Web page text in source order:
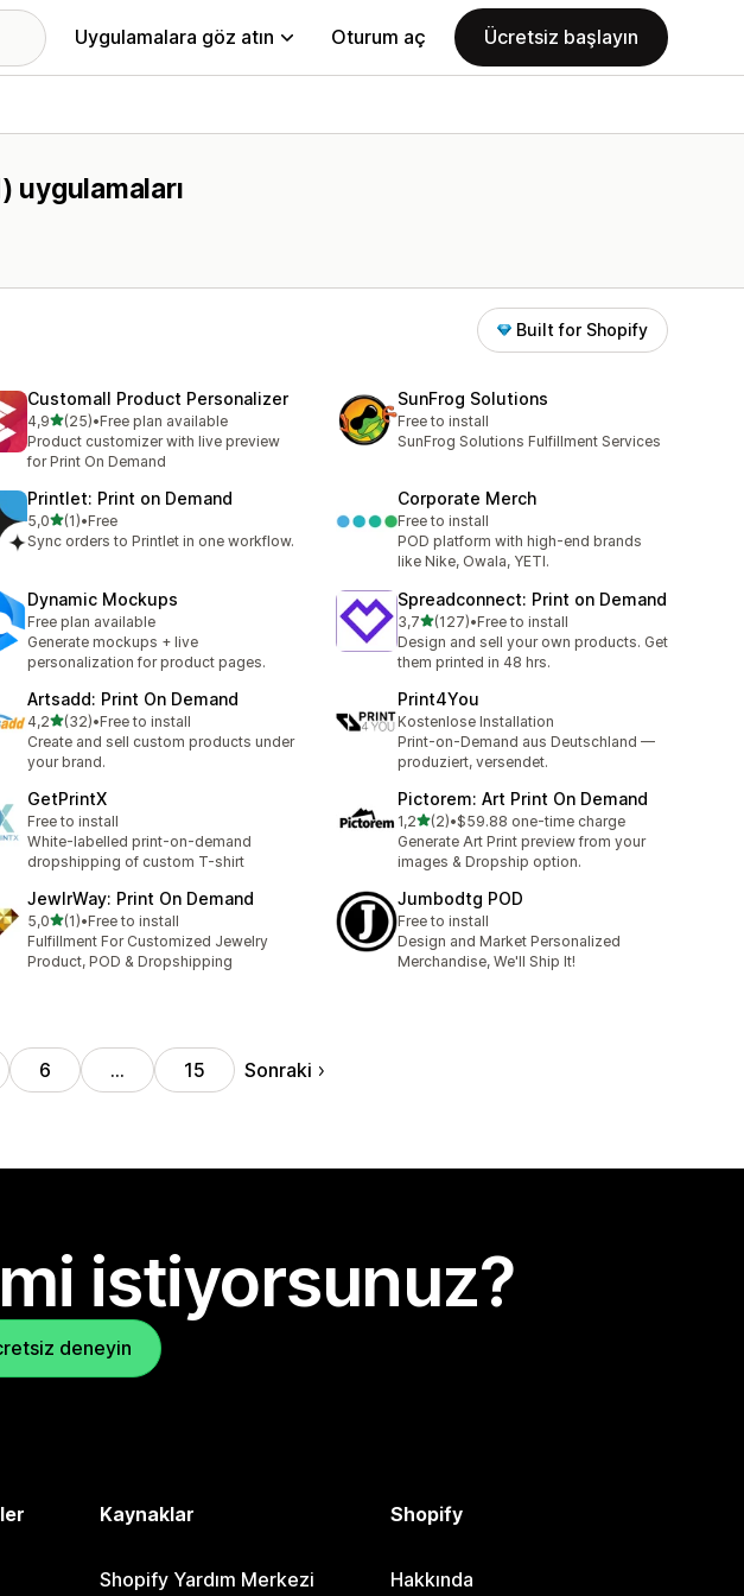
Uygulamalara göz atın Oturum aç Ücretsiz başlayın
uygulamaları
Built for Shopify
Customall Product Personalizer
4,95 yıldız üzerinden
(25)
toplam 25 değerlendirme
•Free plan available
Product customizer with live preview
for Print On Demand
SunFrog Solutions
Free to install
SunFrog Solutions Fulfillment Services
Printlet: Print on Demand
5,05 yıldız üzerinden
(1)
toplam 1 değerlendirme
•Free
Sync orders to Printlet in one workflow.
Corporate Merch
Free to install
POD platform with high-end brands
like Nike, Owala, YETI.
Dynamic Mockups
Free plan available
Generate mockups + live
personalization for product pages.
Spreadconnect: Print on Demand
3,75 yıldız üzerinden
(127)
toplam 127 değerlendirme
•Free to install
Design and sell your own products. Get
them printed in 48 hrs.
Artsadd: Print On Demand
4,25 yıldız üzerinden
(32)
toplam 32 değerlendirme
•Free to install
Create and sell custom products under
your brand.
Print4You
Kostenlose Installation
Print-on-Demand aus Deutschland —
produziert, versendet.
GetPrintX
Free to install
White-labelled print-on-demand
dropshipping of custom T-shirt
Pictorem: Art Print On Demand
1,25 yıldız üzerinden
(2)
toplam 2 değerlendirme
•$59.88 one-time charge
Generate Art Print preview from your
images & Dropship option.
JewlrWay: Print On Demand
5,05 yıldız üzerinden
(1)
toplam 1 değerlendirme
•Free to install
Fulfillment For Customized Jewelry
Product, POD & Dropshipping
Jumbodtg POD
Free to install
Design and Market Personalized
Merchandise, We'll Ship It!
6 … 15 Sonraki
istiyorsunuz?
deneyin
Kaynaklar
Shopify Yardım Merkezi
Shopify
Hakkında